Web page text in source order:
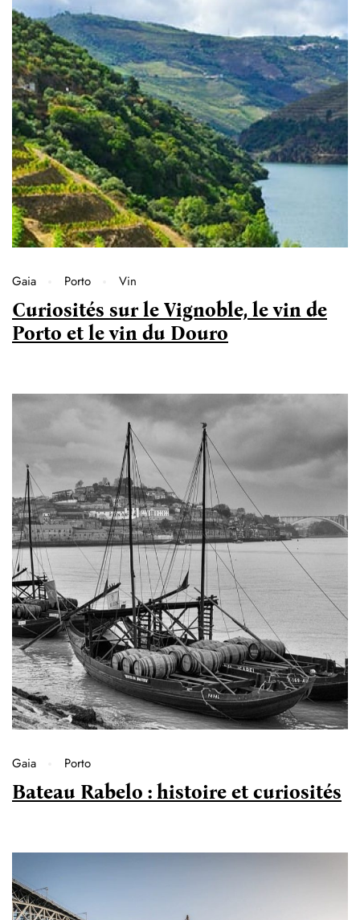
Gaia Porto Vin
Curiosités sur le Vignoble, le vin de
Porto et le vin du Douro
Gaia Porto
Bateau Rabelo : histoire et curiosités